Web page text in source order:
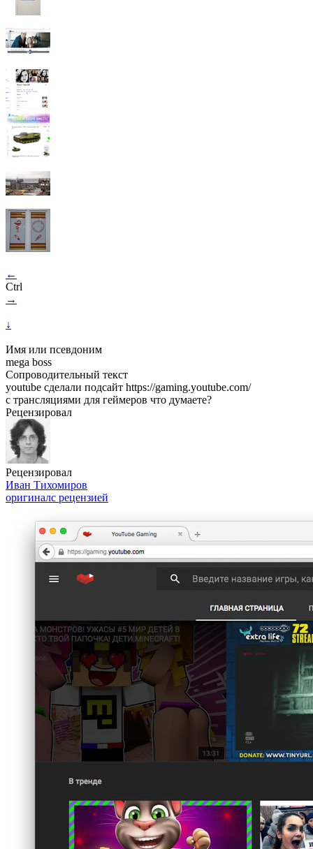
←
Ctrl
→
↓
Имя или псевдоним
mega boss
Сопроводительный текст
youtube сделали подсайт https://gaming.youtube.com/
с трансляциями для геймеров что думаете?
Рецензировал
Рецензировал
Иван Тихомиров
оригиналс рецензией